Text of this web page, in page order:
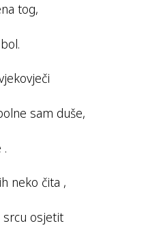
tog,
sam duše,
.
neko čita ,
srcu osjetit